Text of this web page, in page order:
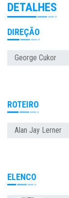
DETALHES
DIREÇÃO
George Cukor
ROTEIRO
Alan Jay Lerner
ELENCO